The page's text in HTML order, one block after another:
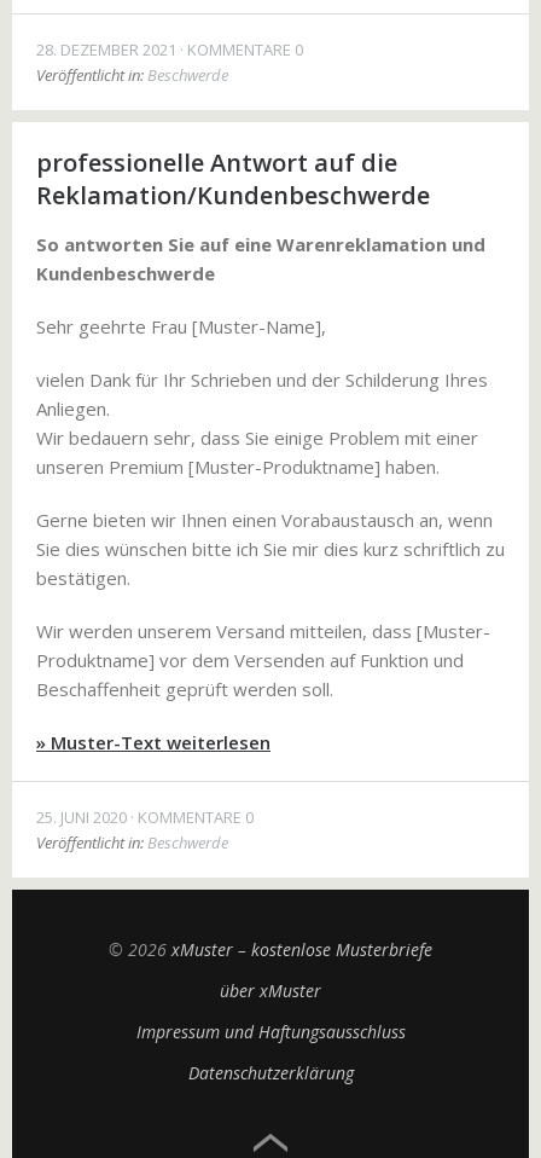
28. DEZEMBER 2021
KOMMENTARE 0
Veröffentlicht in:Beschwerde
professionelle Antwort auf die
Reklamation/Kundenbeschwerde
So antworten Sie auf eine Warenreklamation und
Kundenbeschwerde
Sehr geehrte Frau [Muster-Name],
vielen Dank für Ihr Schrieben und der Schilderung Ihres
Anliegen.
Wir bedauern sehr, dass Sie einige Problem mit einer
unseren Premium [Muster-Produktname] haben.
Gerne bieten wir Ihnen einen Vorabaustausch an, wenn
Sie dies wünschen bitte ich Sie mir dies kurz schriftlich zu
bestätigen.
Wir werden unserem Versand mitteilen, dass [Muster-
Produktname] vor dem Versenden auf Funktion und
Beschaffenheit geprüft werden soll.
» Muster-Text weiterlesen
25. JUNI 2020 KOMMENTARE 0
Veröffentlicht in:Beschwerde
© 2026xMuster – kostenlose Musterbriefe
über xMuster
Impressum und Haftungsausschluss
Datenschutzerklärung